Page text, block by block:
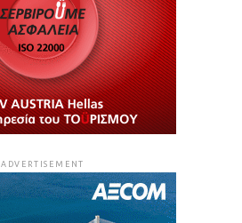
ADVERTISEMENT